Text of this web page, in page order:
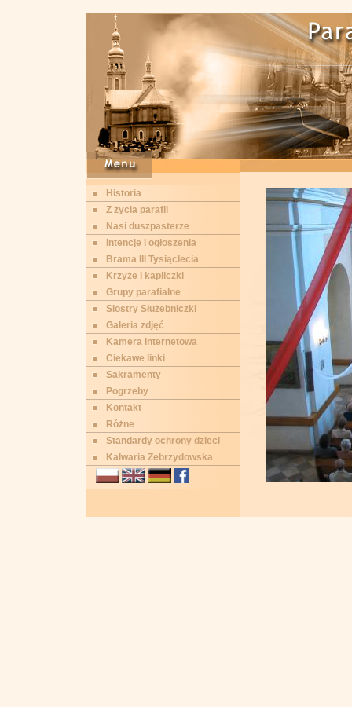
Historia
Z życia parafii
Nasi duszpasterze
Intencje i ogłoszenia
Brama III Tysiąclecia
Krzyże i kapliczki
Grupy parafialne
Siostry Służebniczki
Galeria zdjęć
Kamera internetowa
Ciekawe linki
Sakramenty
Pogrzeby
Kontakt
Różne
Standardy ochrony dzieci
Kalwaria Zebrzydowska